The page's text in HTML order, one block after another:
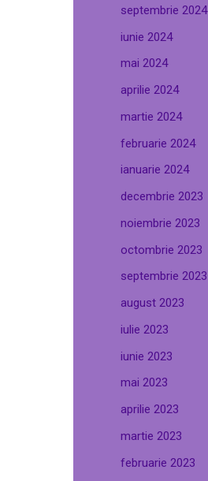
septembrie 2024
iunie 2024
mai 2024
aprilie 2024
martie 2024
februarie 2024
ianuarie 2024
decembrie 2023
noiembrie 2023
octombrie 2023
septembrie 2023
august 2023
iulie 2023
iunie 2023
mai 2023
aprilie 2023
martie 2023
februarie 2023